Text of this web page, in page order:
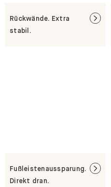
Rückwände. Extra
stabil.
Fußleistenaussparung.
Direkt dran.